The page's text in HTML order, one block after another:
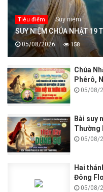
Tiêu điểm Suy niệm
SUY NIỆM CHÚA NHẬT 19
05/08/2026 158
Chúa
Phêrô,
05/08/
Bài suy
Thường
05/08/
Hai
Đông
05/08/